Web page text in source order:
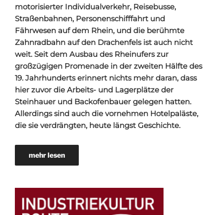
motorisierter Individualverkehr, Reisebusse,
Straßenbahnen, Personenschifffahrt und
Fährwesen auf dem Rhein, und die berühmte
Zahnradbahn auf den Drachenfels ist auch nicht
weit. Seit dem Ausbau des Rheinufers zur
großzügigen Promenade in der zweiten Hälfte des
19. Jahrhunderts erinnert nichts mehr daran, dass
hier zuvor die Arbeits- und Lagerplätze der
Steinhauer und Backofenbauer gelegen hatten.
Allerdings sind auch die vornehmen Hotelpaläste,
die sie verdrängten, heute längst Geschichte.
mehr lesen